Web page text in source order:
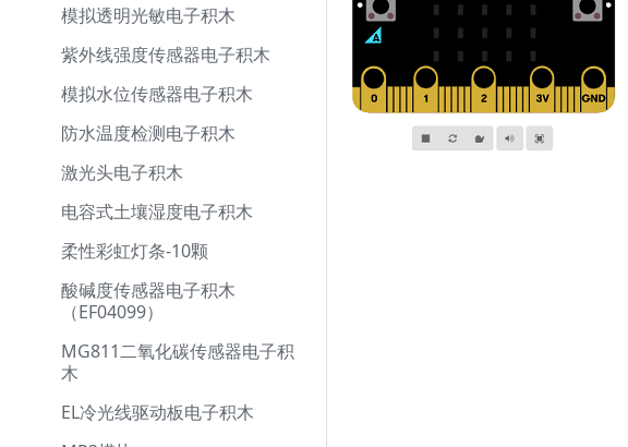
模拟透明光敏电子积木
紫外线强度传感器电子积木
模拟水位传感器电子积木
防水温度检测电子积木
激光头电子积木
电容式土壤湿度电子积木
柔性彩虹灯条-10颗
酸碱度传感器电子积木
（EF04099）
MG811二氧化碳传感器电子积
木
EL冷光线驱动板电子积木